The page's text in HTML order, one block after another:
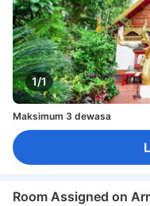
1/1
Maksimum 3 dewasa
Room Assigned on